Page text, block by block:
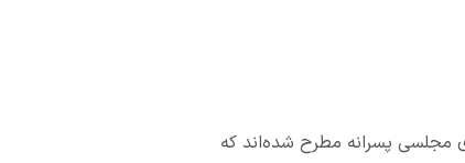
مجلسی پسرانه مطرح شده‌اند که